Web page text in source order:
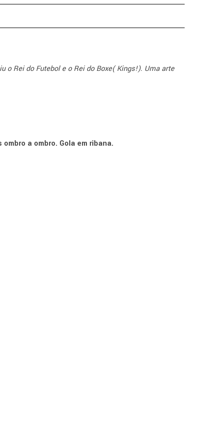
Rei do Futebol e o Rei do Boxe( Kings!). Uma arte
a ombro. Gola em ribana.